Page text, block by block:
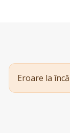
Eroare la